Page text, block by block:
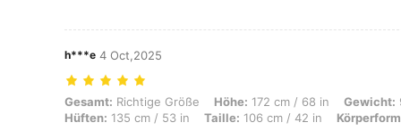
h***e 4 Oct,2025
Gesamt: Richtige Größe, Höhe: 172 cm / 68 in, Gewicht: 92 kg /
Gesamt: Richtige Größe Höhe: 172 cm / 68 in Gewicht:
Hüften: 135 cm / 53 in Taille: 106 cm / 42 in